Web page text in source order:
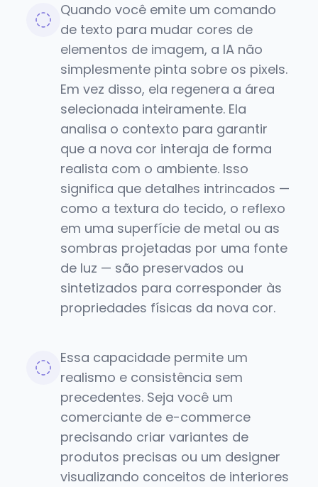
Quando você emite um comando
de texto para mudar cores de
elementos de imagem, a IA não
simplesmente pinta sobre os pixels.
Em vez disso, ela regenera a área
selecionada inteiramente. Ela
analisa o contexto para garantir
que a nova cor interaja de forma
realista com o ambiente. Isso
significa que detalhes intrincados —
como a textura do tecido, o reflexo
em uma superfície de metal ou as
sombras projetadas por uma fonte
de luz — são preservados ou
sintetizados para corresponder às
propriedades físicas da nova cor.
Essa capacidade permite um
realismo e consistência sem
precedentes. Seja você um
comerciante de e-commerce
precisando criar variantes de
produtos precisas ou um designer
visualizando conceitos de interiores